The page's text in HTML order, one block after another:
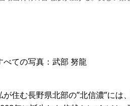
べての写真：武部 努龍
が住む長野県北部の”北信濃”には